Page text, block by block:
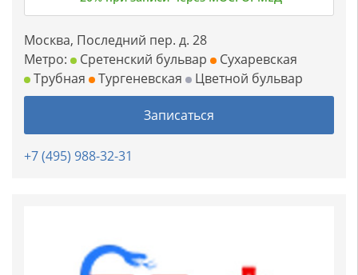
Москва, Последний пер. д. 28
Метро:
Сретенский бульвар
Сухаревская
Трубная
Тургеневская Цветной бульвар
Записаться
+7 (495) 988-32-31